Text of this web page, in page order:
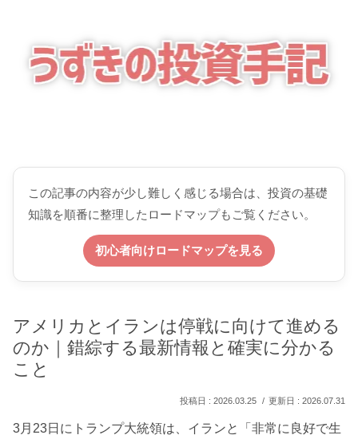
この記事の内容が少し難しく感じる場合は、投資の基礎
知識を順番に整理したロードマップもご覧ください。
初心者向けロードマップを見る
アメリカとイランは停戦に向けて進める
のか｜錯綜する最新情報と確実に分かる
こと
2026.03.25 2026.07.31
3月23日にトランプ大統領は、イランと「非常に良好で生